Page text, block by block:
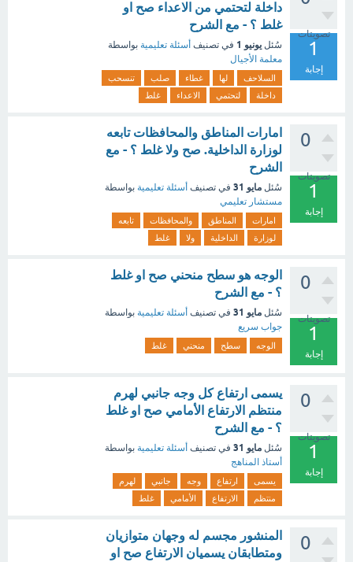
تصويتات
1
إجابة
داخلة لتحتمي من الاعداء صح او
غلط ؟ - مع الشرح
سُئل يونيو 1 في تصنيف أسئلة تعليمية بواسطة
معلمة الأجيال
السلاحف لها غطاء صلب
تنسحب
داخلة
لتحتمي الاعداء غلط
0
تصويتات
1
إجابة
امارات المناطق والمحافظات تابعه
لوزارة الداخلية. صح ولا غلط ؟ - مع
الشرح
سُئل مايو 31 في تصنيف أسئلة تعليمية بواسطة
مستشار تعليمي
امارات المناطق والمحافظات
تابعه
لوزارة
الداخلية ولا غلط
0
تصويتات
1
إجابة
الوجه هو سطح منحني صح او غلط
؟ - مع الشرح
سُئل مايو 31 في تصنيف أسئلة تعليمية بواسطة
جواب سريع
الوجه سطح منحني غلط
0
تصويتات
1
إجابة
يسمى ارتفاع كل وجه جانبي لهرم
منتظم الارتفاع الأمامي صح او غلط
؟ - مع الشرح
سُئل مايو 31 في تصنيف أسئلة تعليمية بواسطة
أستاذ المناهج
يسمى ارتفاع وجه جانبي
لهرم
منتظم
الارتفاع الأمامي غلط
0
المنشور مجسم له وجهان متوازيان
ومتطابقان يسميان الارتفاع صح او